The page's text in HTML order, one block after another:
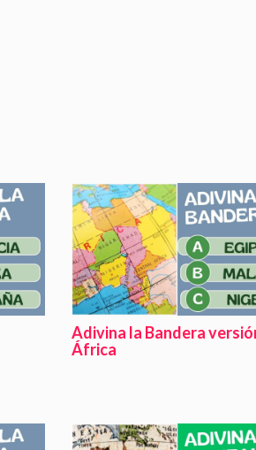
Adivina la Bandera
África